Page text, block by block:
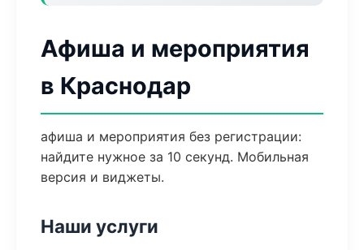
Афиша и мероприятия
в Краснодар
афиша и мероприятия без регистрации:
найдите нужное за 10 секунд. Мобильная
версия и виджеты.
Наши услуги